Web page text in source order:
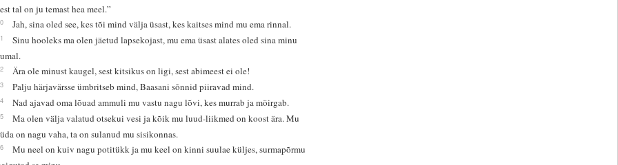
tal on ju temast hea meel.”
Jah, sina oled see, kes tõi mind välja üsast, kes kaitses mind mu ema rinnal.
Sinu hooleks ma olen jäetud lapsekojast, mu ema üsast alates oled sina minu
Ära ole minust kaugel, sest kitsikus on ligi, sest abimeest ei ole!
Palju härjavärsse ümbritseb mind, Baasani sõnnid piiravad mind.
Nad ajavad oma lõuad ammuli mu vastu nagu lõvi, kes murrab ja möirgab.
Ma olen välja valatud otsekui vesi ja kõik mu luud-liikmed on koost ära. Mu
on nagu vaha, ta on sulanud mu sisikonnas.
Mu neel on kuiv nagu potitükk ja mu keel on kinni suulae küljes, surmapõrmu